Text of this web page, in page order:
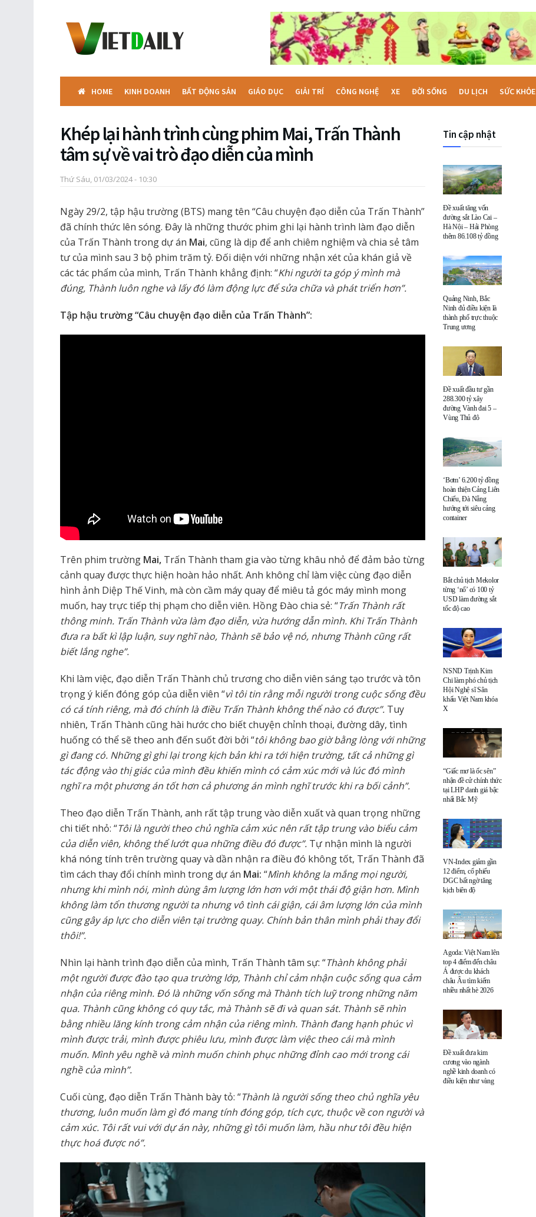
HOME KINH DOANH BẤT ĐỘNG SẢN GIÁO DỤC GIẢI TRÍ CÔNG NGHỆ XE ĐỜI SỐNG DU LỊCH SỨC KHỎE
Khép lại hành trình cùng phim Mai, Trấn Thành
tâm sự về vai trò đạo diễn của mình
Thứ Sáu, 01/03/2024 - 10:30
Ngày 29/2, tập hậu trường (BTS) mang tên “Câu chuyện đạo diễn của Trấn Thành”
đã chính thức lên sóng. Đây là những thước phim ghi lại hành trình làm đạo diễn
của Trấn Thành trong dự án Mai, cũng là dịp để anh chiêm nghiệm và chia sẻ tâm
tư của mình sau 3 bộ phim trăm tỷ. Đối diện với những nhận xét của khán giả về
các tác phẩm của mình, Trấn Thành khẳng định: “Khi người ta góp ý mình mà
đúng, Thành luôn nghe và lấy đó làm động lực để sửa chữa và phát triển hơn”.
Tập hậu trường “Câu chuyện đạo diễn của Trấn Thành”:
Trên phim trường Mai, Trấn Thành tham gia vào từng khâu nhỏ để đảm bảo từng
cảnh quay được thực hiện hoàn hảo nhất. Anh không chỉ làm việc cùng đạo diễn
hình ảnh Diệp Thế Vinh, mà còn cầm máy quay để miêu tả góc máy mình mong
muốn, hay trực tiếp thị phạm cho diễn viên. Hồng Đào chia sẻ: “Trấn Thành rất
thông minh. Trấn Thành vừa làm đạo diễn, vừa hướng dẫn mình. Khi Trấn Thành
đưa ra bất kì lập luận, suy nghĩ nào, Thành sẽ bảo vệ nó, nhưng Thành cũng rất
biết lắng nghe”.
Khi làm việc, đạo diễn Trấn Thành chủ trương cho diễn viên sáng tạo trước và tôn
trọng ý kiến đóng góp của diễn viên “vì tôi tin rằng mỗi người trong cuộc sống đều
có cá tính riêng, mà đó chính là điều Trấn Thành không thể nào có được”. Tuy
nhiên, Trấn Thành cũng hài hước cho biết chuyện chỉnh thoại, đường dây, tình
huống có thể sẽ theo anh đến suốt đời bởi “tôi không bao giờ bằng lòng với những
gì đang có. Những gì ghi lại trong kịch bản khi ra tới hiện trường, tất cả những gì
tác động vào thị giác của mình đều khiến mình có cảm xúc mới và lúc đó mình
nghĩ ra một phương án tốt hơn cả phương án mình nghĩ trước khi ra bối cảnh”.
Theo đạo diễn Trấn Thành, anh rất tập trung vào diễn xuất và quan trọng những
chi tiết nhỏ: “Tôi là người theo chủ nghĩa cảm xúc nên rất tập trung vào biểu cảm
của diễn viên, không thể lướt qua những điều đó được”. Tự nhận mình là người
khá nóng tính trên trường quay và dần nhận ra điều đó không tốt, Trấn Thành đã
tìm cách thay đổi chính mình trong dự án Mai: “Mình không la mắng mọi người,
nhưng khi mình nói, mình dùng âm lượng lớn hơn với một thái độ giận hơn. Mình
không làm tổn thương người ta nhưng vô tình cái giận, cái âm lượng lớn của mình
cũng gây áp lực cho diễn viên tại trường quay. Chính bản thân mình phải thay đổi
thôi!”.
Nhìn lại hành trình đạo diễn của mình, Trấn Thành tâm sự: “Thành không phải
một người được đào tạo qua trường lớp, Thành chỉ cảm nhận cuộc sống qua cảm
nhận của riêng mình. Đó là những vốn sống mà Thành tích luỹ trong những năm
qua. Thành cũng không có quy tắc, mà Thành sẽ đi và quan sát. Thành sẽ nhìn
bằng nhiều lăng kính trong cảm nhận của riêng mình. Thành đang hạnh phúc vì
mình được trải, mình được phiêu lưu, mình được làm việc theo cái mà mình
muốn. Mình yêu nghề và mình muốn chinh phục những đỉnh cao mới trong cái
nghề của mình”.
Cuối cùng, đạo diễn Trấn Thành bày tỏ: “Thành là người sống theo chủ nghĩa yêu
thương, luôn muốn làm gì đó mang tính đóng góp, tích cực, thuộc về con người và
cảm xúc. Tôi rất vui với dự án này, những gì tôi muốn làm, hầu như tôi đều hiện
thực hoá được nó”.
Tin cập nhật
Đề xuất tăng vốn
đường sắt Lào Cai –
Hà Nội – Hải Phòng
thêm 86.108 tỷ đồng
Quảng Ninh, Bắc
Ninh đủ điều kiện là
thành phố trực thuộc
Trung ương
Đề xuất đầu tư gần
288.300 tỷ xây
đường Vành đai 5 –
Vùng Thủ đô
‘Bơm’ 6.200 tỷ đồng
hoàn thiện Cảng Liên
Chiểu, Đà Nẵng
hướng tới siêu cảng
container
Bắt chủ tịch Mekolor
từng ‘nổ’ có 100 tỷ
USD làm đường sắt
tốc độ cao
NSND Trịnh Kim
Chi làm phó chủ tịch
Hội Nghệ sĩ Sân
khấu Việt Nam khóa
X
“Giấc mơ là ốc sên”
nhận đề cử chính thức
tại LHP danh giá bậc
nhất Bắc Mỹ
VN-Index giảm gần
12 điểm, cổ phiếu
DGC bất ngờ tăng
kịch biên độ
Agoda: Việt Nam lên
top 4 điểm đến châu
Á được du khách
châu Âu tìm kiếm
nhiều nhất hè 2026
Đề xuất đưa kim
cương vào ngành
nghề kinh doanh có
điều kiện như vàng